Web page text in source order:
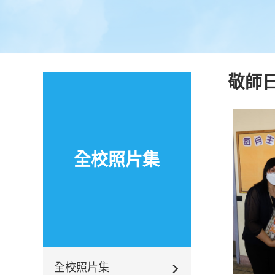
全校照片集
全校照片集
敬師